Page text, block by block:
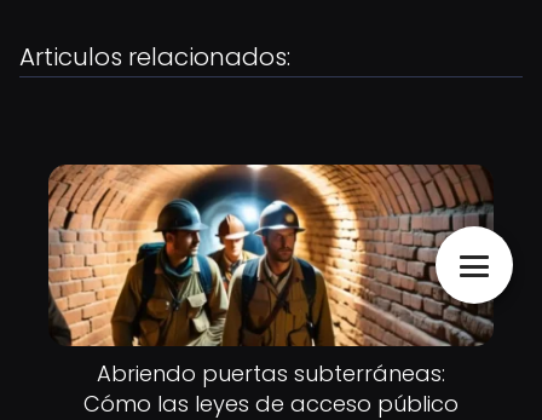
Articulos relacionados:
Abriendo puertas subterráneas:
Cómo las leyes de acceso público